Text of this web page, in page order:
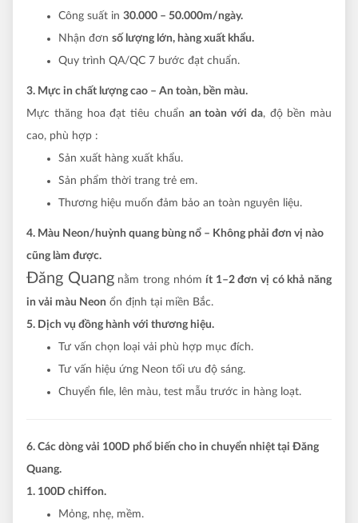
Công suất in 30.000 – 50.000m/ngày.
Nhận đơn số lượng lớn, hàng xuất khẩu.
Quy trình QA/QC 7 bước đạt chuẩn.
3. Mực in chất lượng cao – An toàn, bền màu.
Mực thăng hoa đạt tiêu chuẩn an toàn với da, độ bền màu
cao, phù hợp :
Sản xuất hàng xuất khẩu.
Sản phẩm thời trang trẻ em.
Thương hiệu muốn đảm bảo an toàn nguyên liệu.
4. Màu Neon/huỳnh quang bùng nổ – Không phải đơn vị nào
cũng làm được.
Đăng Quangnằm trong nhóm ít 1–2 đơn vị có khả năng
in vải màu Neon ổn định tại miền Bắc.
5. Dịch vụ đồng hành với thương hiệu.
Tư vấn chọn loại vải phù hợp mục đích.
Tư vấn hiệu ứng Neon tối ưu độ sáng.
Chuyển file, lên màu, test mẫu trước in hàng loạt.
6. Các dòng vải 100D phổ biến cho in chuyển nhiệt tại Đăng
Quang.
1. 100D chiffon.
Mỏng, nhẹ, mềm.